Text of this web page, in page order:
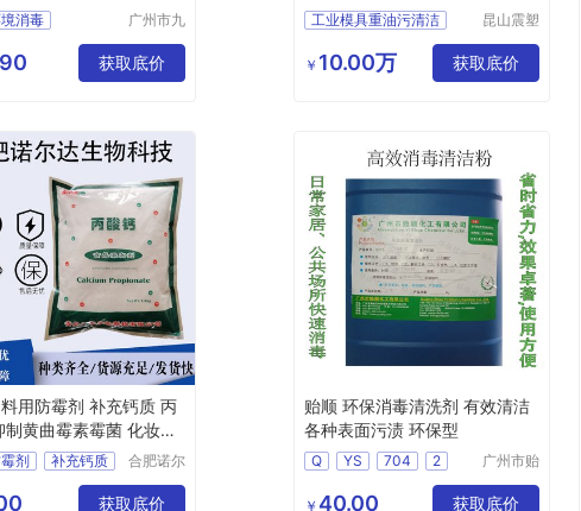
消毒
餐具消毒杀菌
广州市九
技有限公
司
获取底价
工业模具重油污清洁
昆山震塑
有限公司
￥ 10.00万 获取底价
用防霉剂 补充钙质 丙
制黄曲霉素霉菌 化妆品
剂
补充钙质
腐
合肥诺尔
技有限公
获取底价
贻顺 环保消毒清洗剂 有效清洁
各种表面污渍 环保型
Q YS 704
2
消毒杀菌清洗液
广州市贻
限公司
￥ 40.00 获取底价